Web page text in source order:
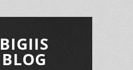
BIGIIS
BLOG